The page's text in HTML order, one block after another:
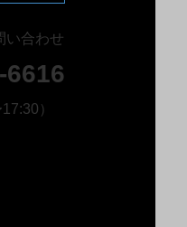
い合わせ
6616
）